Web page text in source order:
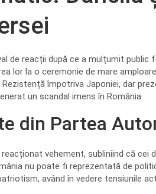
de reacții după ce a mulțumit public
lor la o ceremonie de mare
împotriva Japoniei, dar
un scandal imens în România.
din Partea
vehement, subliniind că cei
nu poate fi reprezentată de
având în vedere tensiunile